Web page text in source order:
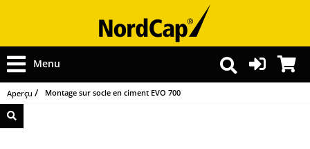
Menu
Aperçu Montage sur socle en ciment EVO 700